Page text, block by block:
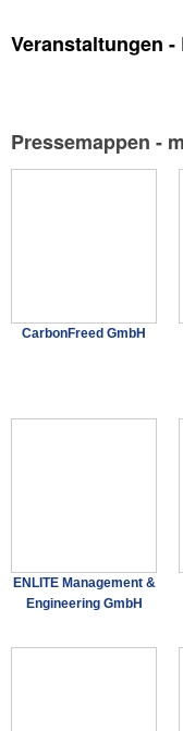
Veranstaltungen
Pressemappen -
CarbonFreed GmbH
ENLITE Management &
Engineering GmbH